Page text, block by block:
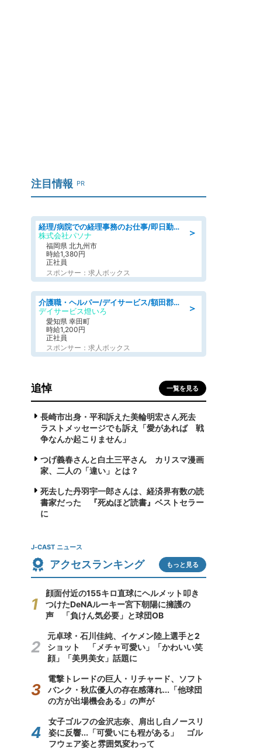
注目情報 PR
＞
経理/病院での経理事務のお仕事/即日勤務可/車通勤可/経理/一般事務
株式会社パソナ
福岡県 北九州市
時給1,380円
正社員
スポンサー：求人ボックス
＞
介護職・ヘルパー/デイサービス/額田郡幸田町/JR東海道本線 幸田/愛知県
デイサービス燈いろ
愛知県 幸田町
時給1,200円
正社員
スポンサー：求人ボックス
追悼 一覧を見る
長崎市出身・平和訴えた美輪明宏さん死去
ラストメッセージでも訴え「愛があれば 戦
争なんか起こりません」
つげ義春さんと白土三平さん カリスマ漫画
家、二人の「違い」とは？
死去した丹羽宇一郎さんは、経済界有数の読
書家だった 『死ぬほど読書』ベストセラー
に
J-CAST ニュース
アクセスランキング もっと見る
顔面付近の155キロ直球にヘルメット叩き
つけたDeNAルーキー宮下朝陽に擁護の
声 「負けん気必要」と球団OB
元卓球・石川佳純、イケメン陸上選手と2
ショット 「メチャ可愛い」「かわいい笑
顔」「美男美女」話題に
電撃トレードの巨人・リチャード、ソフト
バンク・秋広優人の存在感薄れ...「他球団
の方が出場機会ある」の声が
女子ゴルフの金沢志奈、肩出し白ノースリ
姿に反響...「可愛いにも程がある」 ゴル
フウェア姿と雰囲気変わって